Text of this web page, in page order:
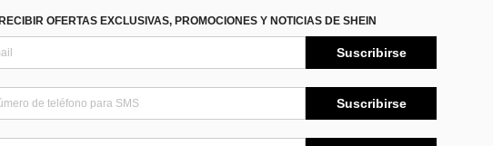
OFERTAS EXCLUSIVAS, PROMOCIONES Y NOTICIAS DE SHEIN
Suscribirse
Suscribirse